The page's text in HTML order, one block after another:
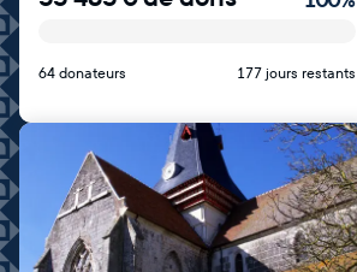
64 donateurs 177 jours restants